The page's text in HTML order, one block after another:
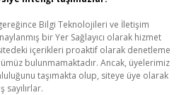
Bilgi Teknolojileri ve İletişim
bir Yer Sağlayıcı olarak hizmet
içerikleri proaktif olarak denetleme
bulunmamaktadır. Ancak, üyelerimiz
taşımakta olup, siteye üye olarak